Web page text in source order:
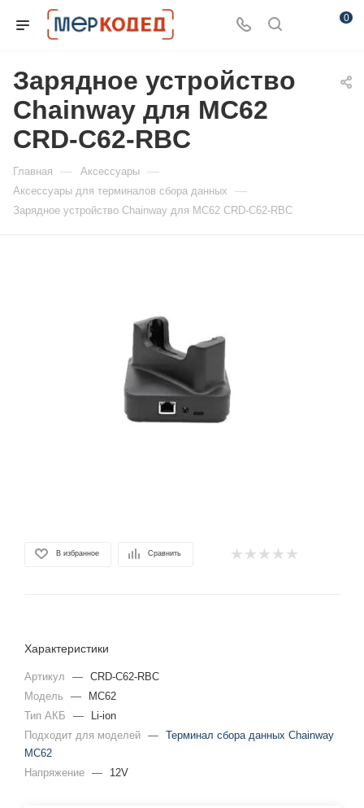
0
Зарядное устройство
Chainway для MC62
CRD-C62-RBC
Главная — Аксессуары —
Аксессуары для терминалов сбора данных —
Зарядное устройство Chainway для MC62 CRD-C62-RBC
В избранное Сравнить
Характеристики
Артикул — CRD-C62-RBC
Модель
—
MC62
Тип АКБ
—
Li-ion
Подходит для моделей — Терминал сбора данных Chainway
MC62
Напряжение — 12V